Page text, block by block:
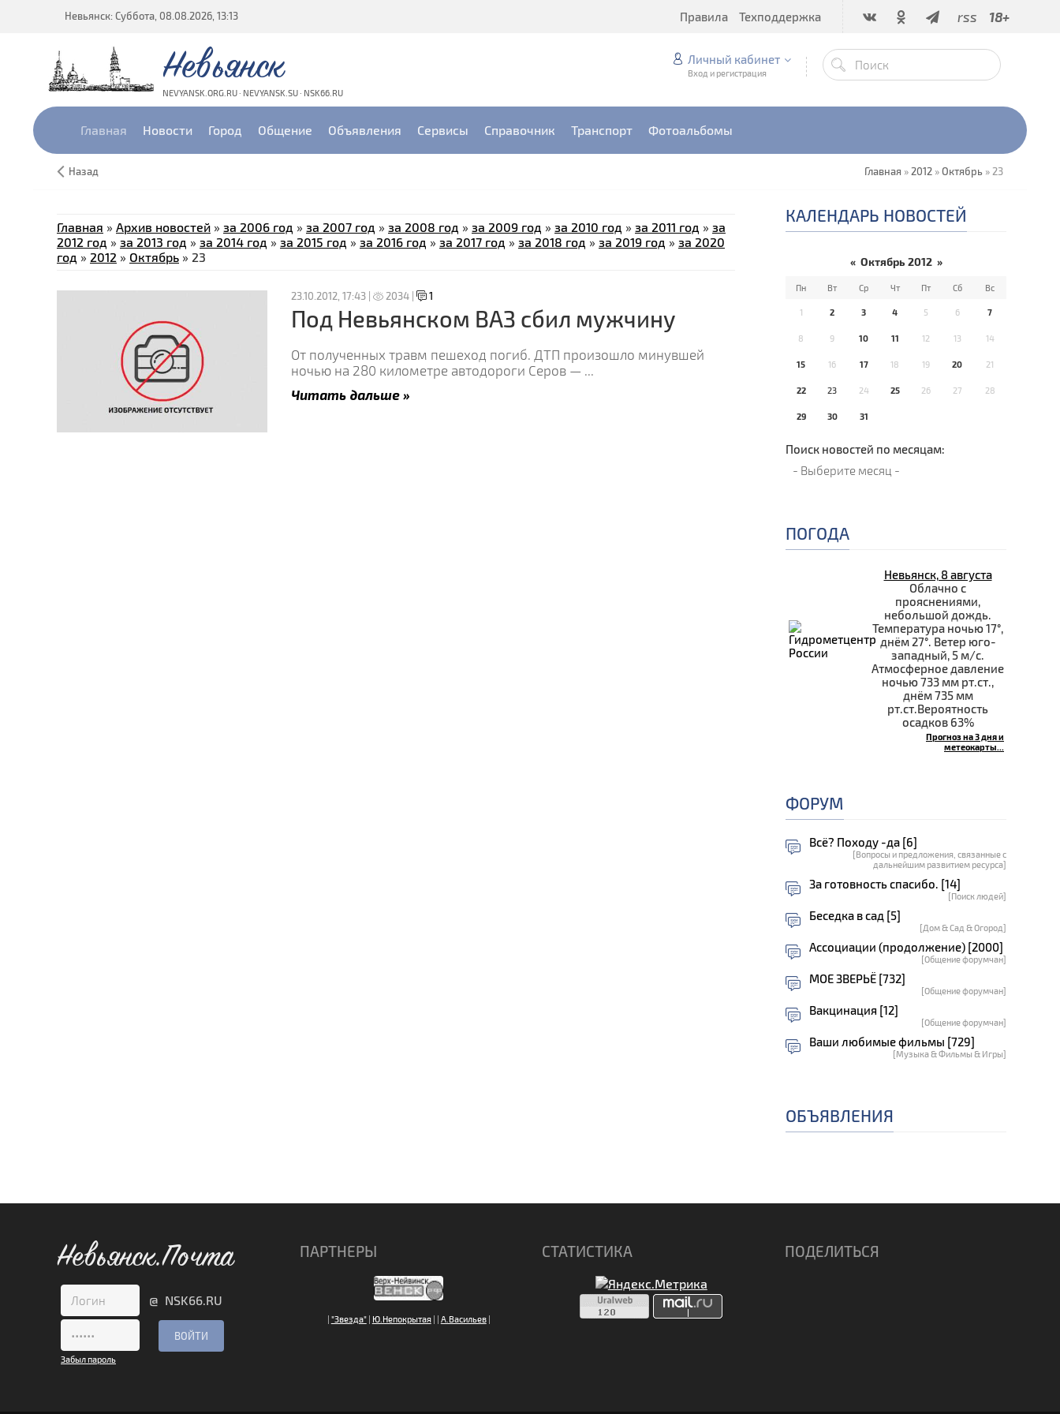
Невьянск: Суббота, 08.08.2026, 13:13 rss 18+
Правила Техподдержка
Невьянск
NEVYANSK.ORG.RU · NEVYANSK.SU · NSK66.RU
Личный кабинет
Вход и регистрация
Главная Новости Город Общение Объявления Сервисы Справочник Транспорт Фотоальбомы
Назад Главная » 2012 »Октябрь » 23
Главная » Архив новостей » за 2006 год » за 2007 год » за 2008 год » за 2009 год » за 2010 год » за 2011 год » за
2012 год » за 2013 год » за 2014 год » за 2015 год » за 2016 год » за 2017 год » за 2018 год » за 2019 год » за 2020
год » 2012 » Октябрь » 23
23.10.2012, 17:43 | 2034 | 1
Под Невьянском ВАЗ сбил мужчину
От полученных травм пешеход погиб. ДТП произошло минувшей
ночью на 280 километре автодороги Серов — ...
Читать дальше »
КАЛЕНДАРЬ НОВОСТЕЙ
« Октябрь 2012 »
Пн Вт Ср Чт Пт Сб Вс
1 2 3 4 5 6 7
8 9 10 11 12 13 14
15 16 17 18 19 20 21
22 23 24 25 26 27 28
29 30 31
Поиск новостей по месяцам:
ПОГОДА
Невьянск, 8 августа
Облачно с
прояснениями,
небольшой дождь.
Температура ночью 17°,
днём 27°. Ветер юго-
западный, 5 м/с.
Атмосферное давление
ночью 733 мм рт.ст.,
днём 735 мм
рт.ст.Вероятность
осадков 63%
Прогноз на 3 дня и
метеокарты...
ФОРУМ
Всё? Походу -да [6]
[Вопросы и предложения, связанные с
дальнейшим развитием ресурса]
За готовность спасибо. [14]
[Поиск людей]
Беседка в сад [5]
[Дом & Сад & Огород]
Ассоциации (продолжение) [2000]
[Общение форумчан]
МОЕ ЗВЕРЬЁ [732]
[Общение форумчан]
Вакцинация [12]
[Общение форумчан]
Ваши любимые фильмы [729]
[Музыка & Фильмы & Игры]
ОБЪЯВЛЕНИЯ
Невьянск.Почта
@ NSK66.RU
Забыл пароль
ПАРТНЕРЫ
| "Звезда"| Ю.Непокрытая| | А.Васильев|
СТАТИСТИКА ПОДЕЛИТЬСЯ